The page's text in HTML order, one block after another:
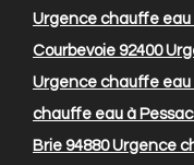
Urgence chauffe eau
Courbevoie 92400
Urgence chauffe eau
chauffe eau à Pessac
Brie 94880Urgence